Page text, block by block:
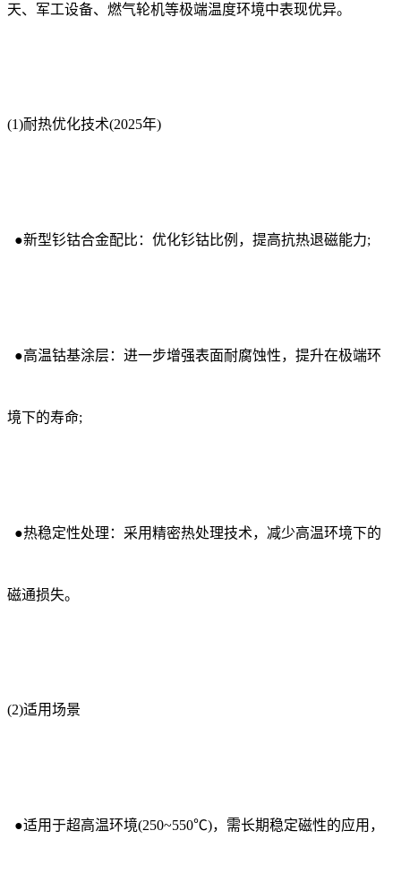
天、军工设备、燃气轮机等极端温度环境中表现优异。
(1)耐热优化技术(2025年)
●新型钐钴合金配比：优化钐钴比例，提高抗热退磁能力;
●高温钴基涂层：进一步增强表面耐腐蚀性，提升在极端环
境下的寿命;
●热稳定性处理：采用精密热处理技术，减少高温环境下的
磁通损失。
(2)适用场景
●适用于超高温环境(250~550℃)，需长期稳定磁性的应用，